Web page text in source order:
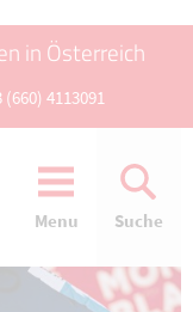
in Österreich
(660) 4113091
Menu Suche